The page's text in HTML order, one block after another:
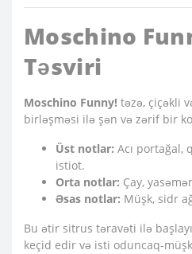
Moschino
Təsviri
Moschino Funny! təzə, çiçəkli
birləşməsi ilə şən və zərif bir
Üst notlar: Acı portağal,
istiot.
Orta notlar: Çay,
Əsas notlar: Müşk, sidr
Bu ətir sitrus təravəti ilə
keçid edir və isti oduncaq-